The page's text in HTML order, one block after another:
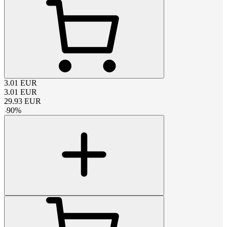
3.01 EUR
3.01 EUR
29.93 EUR
-90%